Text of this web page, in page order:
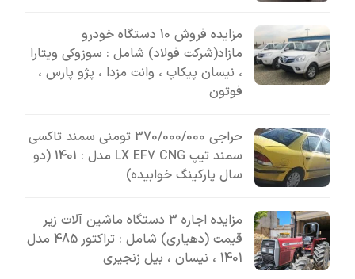
مزایده فروش 10 دستگاه خودرو
مازاد(شرکت فولاد) شامل : سوزوکی ویتارا
، نیسان پیکاپ ، وانت مزدا ، پژو پارس ،
فوتون
حراجی 370/000/000 تومنی سمند تاکسی
سمند تیپ LX EF7 CNG مدل : 1401 (دو
سال پارکینگ خوابیده)
مزایده اجاره 3 دستگاه ماشین آلات زیر
قیمت (دهیاری) شامل : تراکتور 485 مدل
1401 ، نیسان ، بیل زنجیری